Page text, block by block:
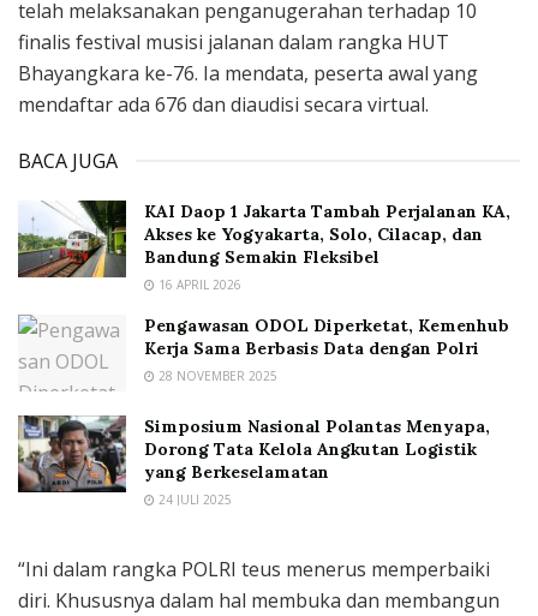
telah melaksanakan penganugerahan terhadap 10
finalis festival musisi jalanan dalam rangka HUT
Bhayangkara ke-76. Ia mendata, peserta awal yang
mendaftar ada 676 dan diaudisi secara virtual.
BACA JUGA
KAI Daop 1 Jakarta Tambah Perjalanan KA,
Akses ke Yogyakarta, Solo, Cilacap, dan
Bandung Semakin Fleksibel
16 APRIL 2026
Pengawasan ODOL Diperketat, Kemenhub
Kerja Sama Berbasis Data dengan Polri
28 NOVEMBER 2025
Simposium Nasional Polantas Menyapa,
Dorong Tata Kelola Angkutan Logistik
yang Berkeselamatan
24 JULI 2025
“Ini dalam rangka POLRI teus menerus memperbaiki
diri. Khususnya dalam hal membuka dan membangun